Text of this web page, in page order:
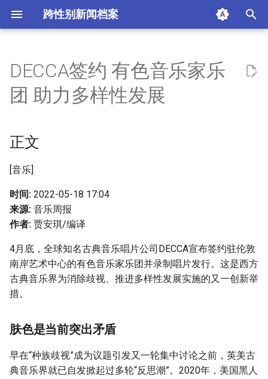
跨性别新闻档案
t
a
l
i
z
n
g
s
正文
多样性不只种族问题
多样性发展走向何处
摘要与附加信息
附加信息 [Processed Page
Metadata]
DECCA签约 有色音乐家乐
团 助力多样性发展
正文
[音乐]
时间: 2022-05-18 17:04
来源: 音乐周报
作者: 贾安琪/编译
4月底，全球知名古典音乐唱片公司DECCA宣布签约驻伦敦
南岸艺术中心的有色音乐家乐团并录制唱片发行。这是西方
古典音乐界为消除歧视、推进多样性发展实施的又一创新举
措。
肤色是当前突出矛盾
早在“种族歧视”成为议题引发又一轮集中讨论之前，英美古
典音乐界就已自发掀起过多轮“反思潮”。2020年，美国黑人